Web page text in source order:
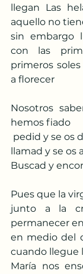
llegan Las
aquello no
sin embargo
con las
primeros
a florecer
Nosotros
hemos fiado
pedid y se os
llamad y se os
Buscad y
Pues que la
junto a la
permanecer
en medio del
cuando llegue
María nos